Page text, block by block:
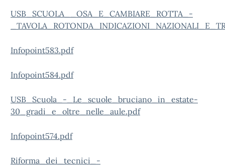
USB_SCUOLA__OSA_E_CAMBIARE_ROTTA_-
Infopoint583.pdf
Infopoint584.pdf
USB_Scuola_-_Le_scuole_bruciano_in_estate-
30_gradi_e_oltre_nelle_aule.pdf
Infopoint574.pdf
Riforma_dei_tecnici_-